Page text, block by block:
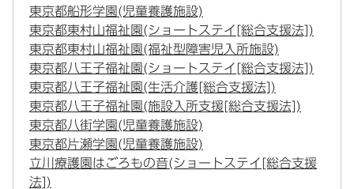
東京都船形学園(児童養護施設)
東京都東村山福祉園(ショートステイ[総合支援法])
東京都東村山福祉園(福祉型障害児入所施設)
東京都八王子福祉園(ショートステイ[総合支援法])
東京都八王子福祉園(生活介護[総合支援法])
東京都八王子福祉園(施設入所支援[総合支援法])
東京都八街学園(児童養護施設)
東京都片瀬学園(児童養護施設)
立川療護園はごろもの音(ショートステイ[総合支援
法])